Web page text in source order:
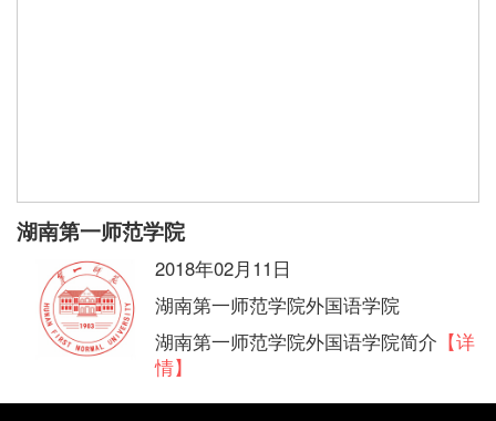
湖南第一师范学院
2018年02月11日
湖南第一师范学院外国语学院
湖南第一师范学院外国语学院简介 【详
情】